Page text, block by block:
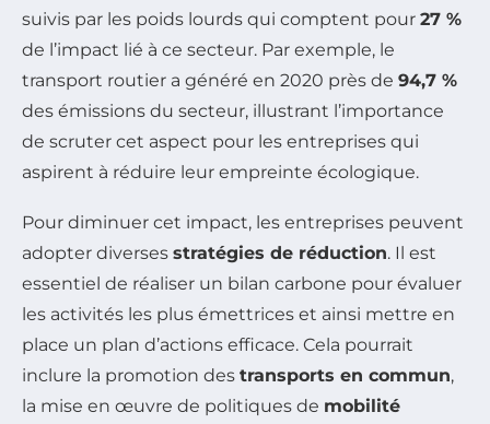
suivis par les poids lourds qui comptent pour 27 %
de l’impact lié à ce secteur. Par exemple, le
transport routier a généré en 2020 près de 94,7 %
des émissions du secteur, illustrant l’importance
de scruter cet aspect pour les entreprises qui
aspirent à réduire leur empreinte écologique.
Pour diminuer cet impact, les entreprises peuvent
adopter diverses stratégies de réduction. Il est
essentiel de réaliser un bilan carbone pour évaluer
les activités les plus émettrices et ainsi mettre en
place un plan d’actions efficace. Cela pourrait
inclure la promotion des transports en commun,
la mise en œuvre de politiques de mobilité